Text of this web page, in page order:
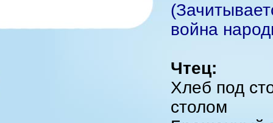
война
Чтец:
Хлеб под
столом